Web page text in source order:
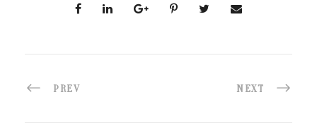
PREV NEXT